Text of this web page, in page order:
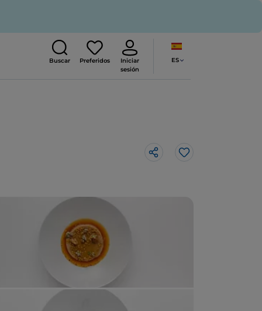
Buscar Preferidos
Iniciar
sesión
ES
Me gusta